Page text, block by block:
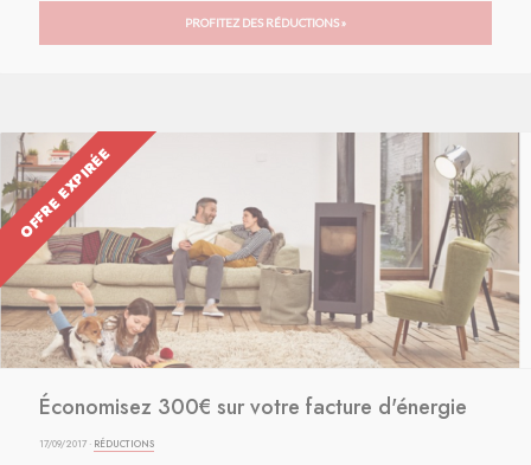
PROFITEZ DES RÉDUCTIONS »
OFFRE EXPIRÉE
Économisez 300€ sur votre facture d'énergie
17/09/2017 · RÉDUCTIONS